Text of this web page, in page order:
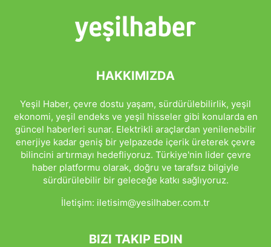
HAKKIMIZDA
Yeşil Haber, çevre dostu yaşam, sürdürülebilirlik, yeşil
ekonomi, yeşil endeks ve yeşil hisseler gibi konularda en
güncel haberleri sunar. Elektrikli araçlardan yenilenebilir
enerjiye kadar geniş bir yelpazede içerik üreterek çevre
bilincini artırmayı hedefliyoruz. Türkiye'nin lider çevre
haber platformu olarak, doğru ve tarafsız bilgiyle
sürdürülebilir bir geleceğe katkı sağlıyoruz.
İletişim: iletisim@yesilhaber.com.tr
BIZI TAKIP EDIN